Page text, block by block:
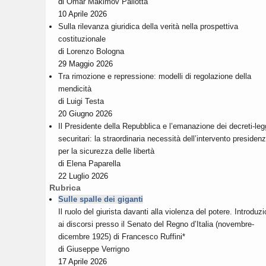
10 Aprile 2026
Sulla rilevanza giuridica della verità nella prospettiva
costituzionale
di Lorenzo Bologna
29 Maggio 2026
Tra rimozione e repressione: modelli di regolazione della
mendicità
di Luigi Testa
20 Giugno 2026
Il Presidente della Repubblica e l’emanazione dei decreti-
securitari: la straordinaria necessità dell’intervento
per la sicurezza delle libertà
di Elena Paparella
22 Luglio 2026
Rubrica
Sulle spalle dei giganti
Il ruolo del giurista davanti alla violenza del potere.
ai discorsi presso il Senato del Regno d’Italia (novembre-
dicembre 1925) di Francesco Ruffini*
di Giuseppe Verrigno
17 Aprile 2026